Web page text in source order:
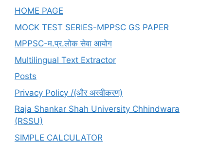
HOME PAGE
MOCK TEST SERIES-MPPSC GS PAPER
MPPSC-म.प्र.लोक सेवा आयोग
Multilingual Text Extractor
Posts
Privacy Policy /(और अस्वीकरण)
Raja Shankar Shah University Chhindwara
(RSSU)
SIMPLE CALCULATOR